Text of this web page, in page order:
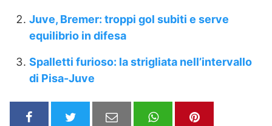
Juve, Bremer: troppi gol subiti e serve
equilibrio in difesa
Spalletti furioso: la strigliata nell’intervallo
di Pisa-Juve